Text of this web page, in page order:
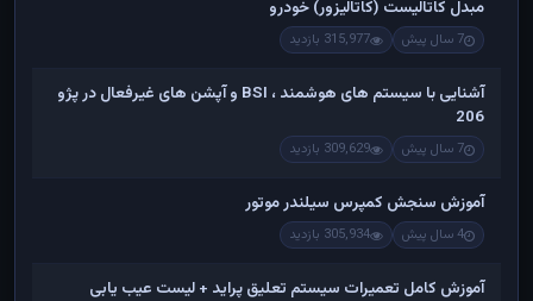
مبدل کاتالیست (کاتالیزور) خودرو
7 سال پیش 315,977 بازدید
آشنایی با سیستم های هوشمند ، BSI و آپشن های غیرفعال در پژو
206
7 سال پیش 309,629 بازدید
آموزش سنجش کمپرس سیلندر موتور
4 سال پیش 305,934 بازدید
آموزش کامل تعمیرات سیستم تعلیق پراید + لیست عیب یابی